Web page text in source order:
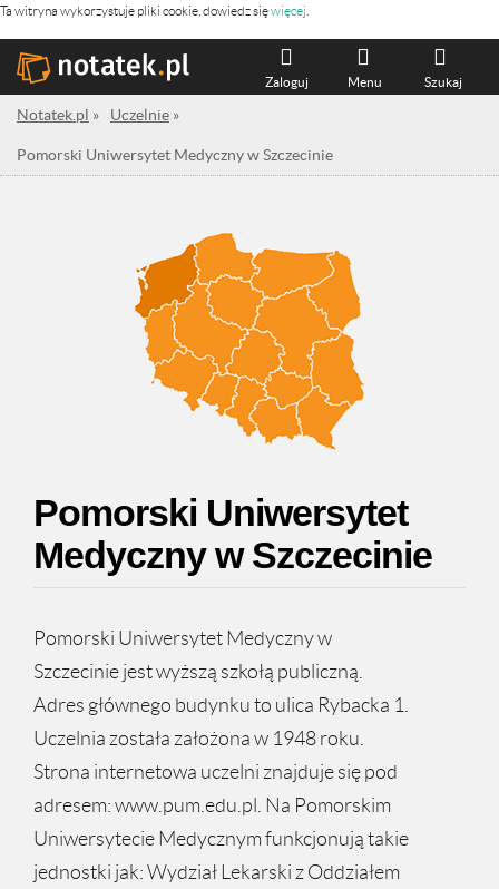
Ta witryna wykorzystuje pliki cookie, dowiedz sięwięcej
Szukaj
Menu
Zaloguj
Notatek.pl » Uczelnie »
Pomorski Uniwersytet Medyczny w Szczecinie
Pomorski Uniwersytet
Medyczny w Szczecinie
Pomorski Uniwersytet Medyczny w
Szczecinie jest wyższą szkołą publiczną.
Adres głównego budynku to ulica Rybacka 1.
Uczelnia została założona w 1948 roku.
Strona internetowa uczelni znajduje się pod
adresem: www.pum.edu.pl. Na Pomorskim
Uniwersytecie Medycznym funkcjonują takie
jednostki jak: Wydział Lekarski z Oddziałem